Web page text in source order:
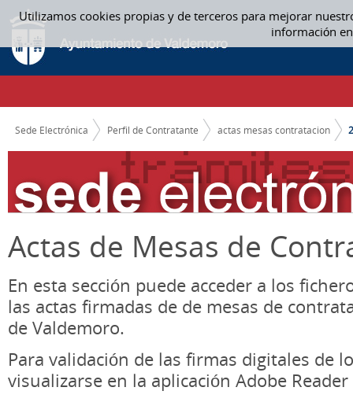
Utilizamos cookies propias y de terceros para mejorar
información
Saltar al contenido
2021 - ACTAS MESAS CONTRATACION
CAMINO DE MIGAS
Sede Electrónica Perfil de Contratante actas mesas contratacion
Actas de Mesas de
En esta sección puede acceder a los
las actas firmadas de de mesas de
de Valdemoro.
Para validación de las firmas digitales de
visualizarse en la aplicación Adobe Reader